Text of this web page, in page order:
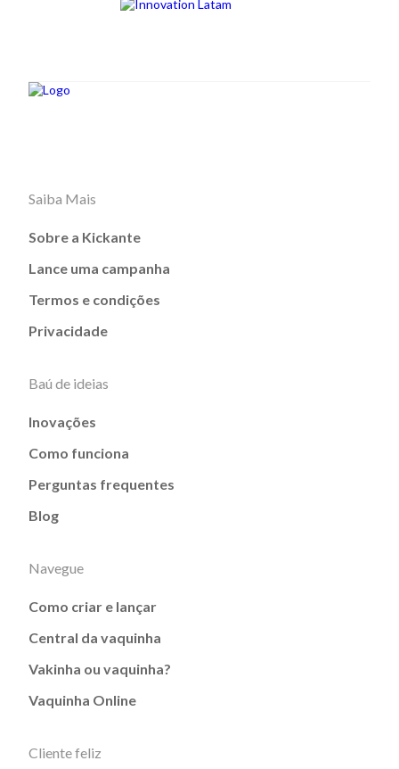
Saiba Mais
Sobre a Kickante
Lance uma campanha
Termos e condições
Privacidade
Baú de ideias
Inovações
Como funciona
Perguntas frequentes
Blog
Navegue
Como criar e lançar
Central da vaquinha
Vakinha ou vaquinha?
Vaquinha Online
Cliente feliz